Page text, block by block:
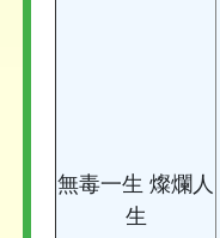
無毒一生 燦爛人
生